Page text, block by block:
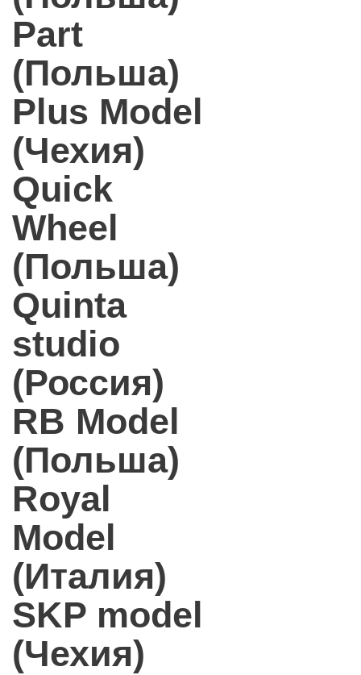
Part
(Польша)
Plus Model
(Чехия)
Quick
Wheel
(Польша)
Quinta
studio
(Россия)
RB Model
(Польша)
Royal
Model
(Италия)
SKP model
(Чехия)